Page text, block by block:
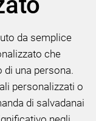
da semplice
che
una persona.
personalizzati o
di salvadanai